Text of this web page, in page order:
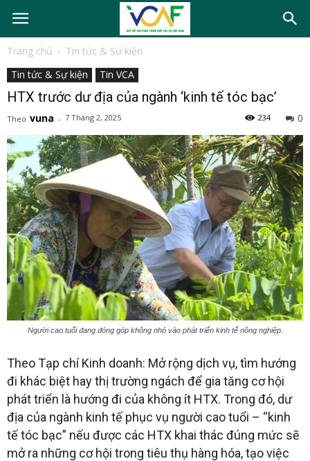
Trang chủ
Tin tức & Sự kiện
Tin tức & Sự kiện
Tin VCA
HTX trước dư địa của ngành ‘kinh tế tóc bạc’
Theo vuna - 7 Tháng 2, 2025 0
234
Người cao tuổi đang đóng góp không nhỏ vào phát triển kinh tế nông nghiệp.
Theo Tạp chí Kinh doanh: Mở rộng dịch vụ, tìm hướng
đi khác biệt hay thị trường ngách để gia tăng cơ hội
phát triển là hướng đi của không ít HTX. Trong đó, dư
địa của ngành kinh tế phục vụ người cao tuổi – “kinh
tế tóc bạc” nếu được các HTX khai thác đúng mức sẽ
mở ra những cơ hội trong tiêu thụ hàng hóa, tạo việc